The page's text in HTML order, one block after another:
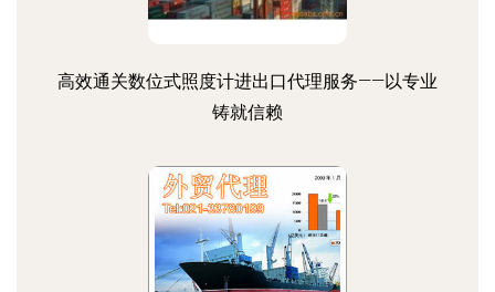
高效通关数位式照度计进出口代理服务——以专业
铸就信赖